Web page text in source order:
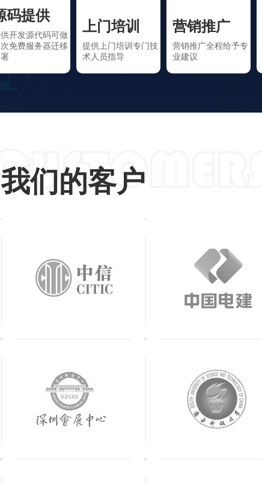
码提供
开发源代码可做
免费服务器迁移
上门培训
提供上门培训专门技
术人员指导
营销推广
营销推广全程给予专
业建议
我们的客户